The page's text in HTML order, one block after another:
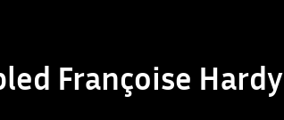
Françoise Hardy